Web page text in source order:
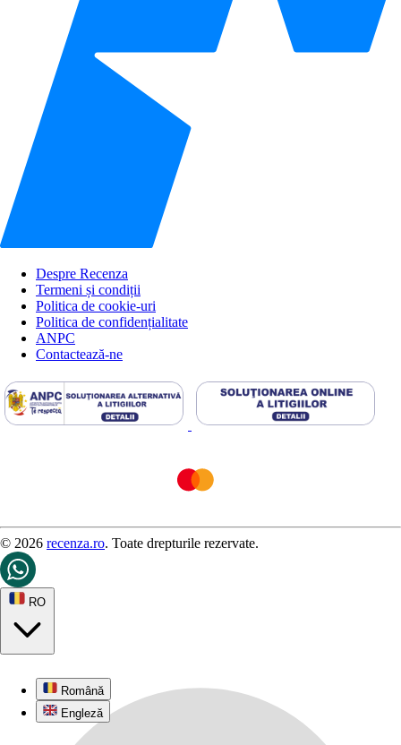
Despre Recenza
Termeni și condiții
Politica de cookie-uri
Politica de confidențialitate
ANPC
Contactează-ne
© 2026 recenza.ro. Toate drepturile rezervate.
RO
Română
Engleză